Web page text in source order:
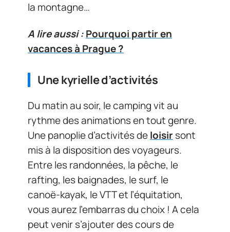
la montagne…
A lire aussi :Pourquoi partir en
vacances à Prague ?
Une kyrielle d’activités
Du matin au soir, le camping vit au
rythme des animations en tout genre.
Une panoplie d’activités deloisirsont
mis à la disposition des voyageurs.
Entre les randonnées, la pêche, le
rafting, les baignades, le surf, le
canoë-kayak, le VTT et l’équitation,
vous aurez l’embarras du choix ! A cela
peut venir s’ajouter des cours de